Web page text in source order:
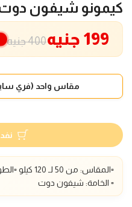
كيمونو شيفون
400 جنيه 199 جنيه
مقاس واحد (فري
▫️المقاس: من 50 لـ 120 كيلو ▫️الطول : 140 سم
▫️ الخامة: شيفون دوت